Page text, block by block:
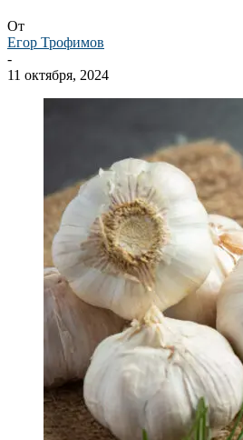
От
Егор Трофимов
-
11 октября, 2024